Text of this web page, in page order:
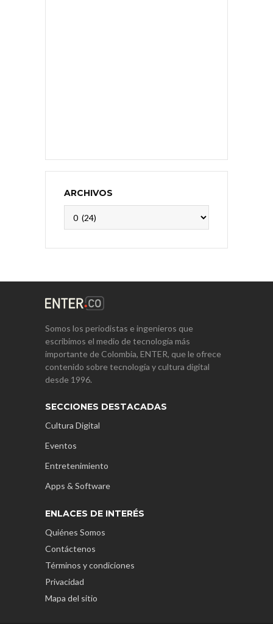
ARCHIVOS
Somos los periodistas e ingenieros que
escribimos el medio de tecnología más
importante de Colombia, ENTER, que le ofrece
contenido sobre tecnología y cultura digital
desde 1996.
SECCIONES DESTACADAS
Cultura Digital
Eventos
Entretenimiento
Apps & Software
ENLACES DE INTERÉS
Quiénes Somos
Contáctenos
Términos y condiciones
Privacidad
Mapa del sitio